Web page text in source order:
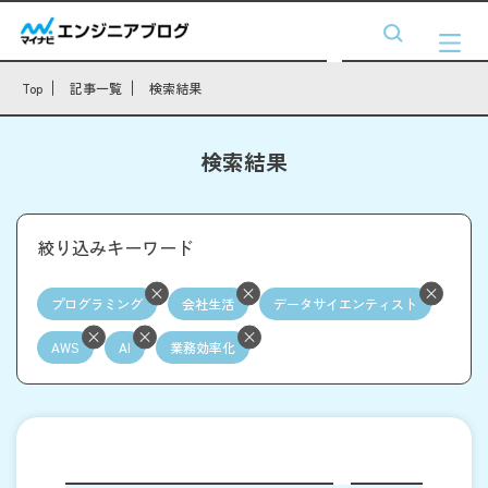
Top 記事一覧 検索結果
検索結果
絞り込みキーワード
プログラミング 会社生活 データサイエンティスト
AWS AI 業務効率化